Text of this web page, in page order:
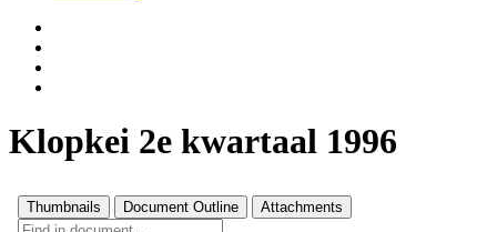
Klopkei 2e kwartaal 1996